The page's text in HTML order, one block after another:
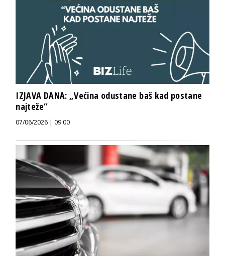
IZJAVA DANA: „Većina odustane baš kad postane
najteže“
07/06/2026 | 09:00